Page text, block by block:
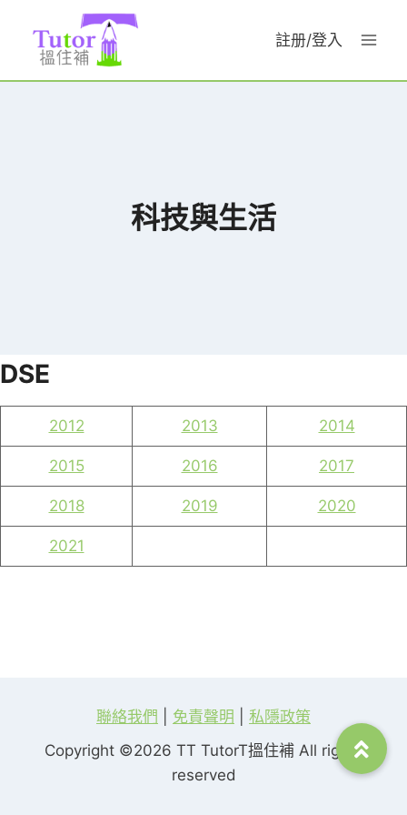
content
註册/登入
科技與生活
DSE
2012 2013 2014
2015 2016 2017
2018 2019 2020
2021
聯絡我們 免責聲明
私隱政策
Copyright ©2026 TT TutorT搵住補 All rights
reserved